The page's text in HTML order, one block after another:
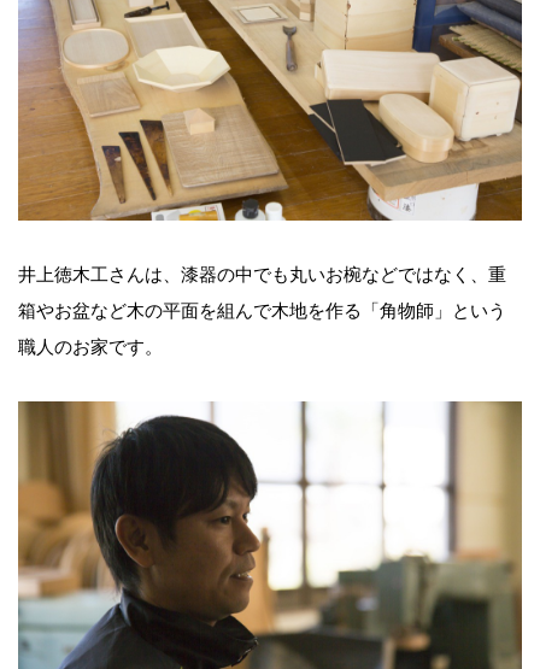
井上徳木工さんは、漆器の中でも丸いお椀などではなく、重
箱やお盆など木の平面を組んで木地を作る「角物師」という
職人のお家です。